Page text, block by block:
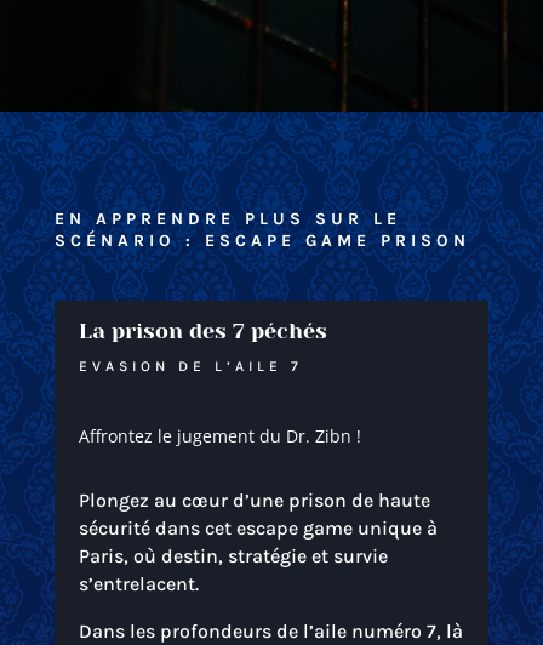
EN APPRENDRE PLUS SUR LE
SCÉNARIO : ESCAPE GAME PRISON
La prison des 7 péchés
EVASION DE L’AILE 7
Affrontez le jugement du Dr. Zibn !
Plongez au cœur d’une prison de haute
sécurité dans cet escape game unique à
Paris, où destin, stratégie et survie
s’entrelacent.
Dans les profondeurs de l’aile numéro 7, là